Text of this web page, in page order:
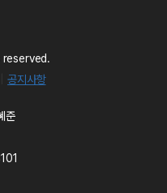
|공지사항
준